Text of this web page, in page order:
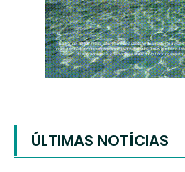
ÚLTIMAS NOTÍCIAS